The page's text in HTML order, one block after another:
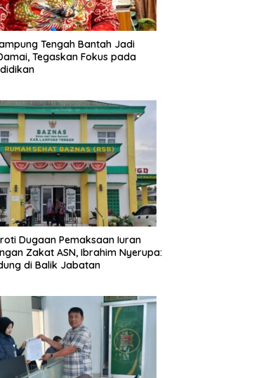
Tengah Bantah Jadi
Tegaskan Fokus pada
Dugaan Pemaksaan Iuran
Zakat ASN, Ibrahim Nyerupa:
di Balik Jabatan